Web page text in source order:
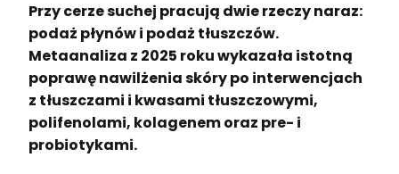
Przy cerze suchej pracują dwie rzeczy naraz:
podaż płynów i podaż tłuszczów.
Metaanaliza z 2025 roku wykazała istotną
poprawę nawilżenia skóry po interwencjach
z tłuszczami i kwasami tłuszczowymi,
polifenolami, kolagenem oraz pre- i
probiotykami.